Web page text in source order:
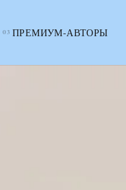
ПРЕМИУМ-АВТОРЫ